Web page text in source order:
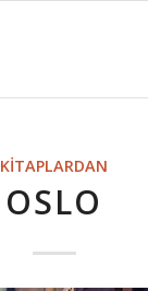
KITAPLARDAN
OSLO